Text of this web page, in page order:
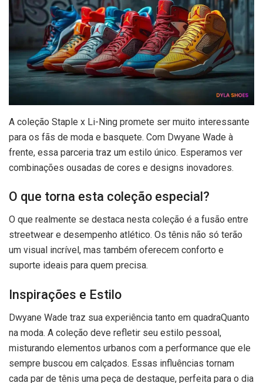
A coleção Staple x Li-Ning promete ser muito interessante
para os fãs de moda e basquete. Com Dwyane Wade à
frente, essa parceria traz um estilo único. Esperamos ver
combinações ousadas de cores e designs inovadores.
O que torna esta coleção especial?
O que realmente se destaca nesta coleção é a fusão entre
streetwear e desempenho atlético. Os tênis não só terão
um visual incrível, mas também oferecem conforto e
suporte ideais para quem precisa.
Inspirações e Estilo
Dwyane Wade traz sua experiência tanto em quadraQuanto
na moda. A coleção deve refletir seu estilo pessoal,
misturando elementos urbanos com a performance que ele
sempre buscou em calçados. Essas influências tornam
cada par de tênis uma peça de destaque, perfeita para o dia